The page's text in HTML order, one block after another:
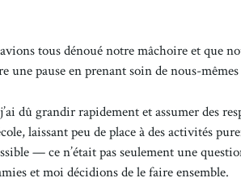
tous dénoué notre mâchoire et que
une pause en prenant soin de nous-
dû grandir rapidement et assumer des
laissant peu de place à des activités
— ce n’était pas seulement une
et moi décidions de le faire ensemble.